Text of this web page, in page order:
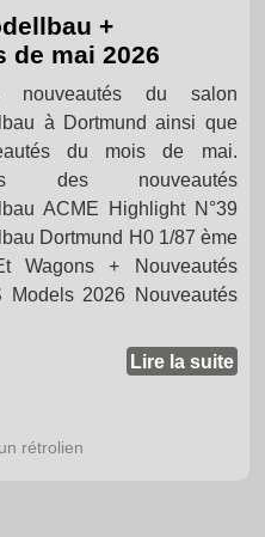
+
de mai 2026
nouveautés du salon
à Dortmund ainsi que
du mois de mai.
des nouveautés
ACME Highlight N°39
Dortmund H0 1/87 ème
Wagons + Nouveautés
2026 Nouveautés
Lire la suite
rétrolien